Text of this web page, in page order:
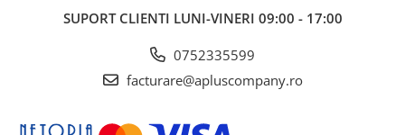
SUPORT CLIENTI LUNI-VINERI 09:00 - 17:00
0752335599
facturare@apluscompany.ro